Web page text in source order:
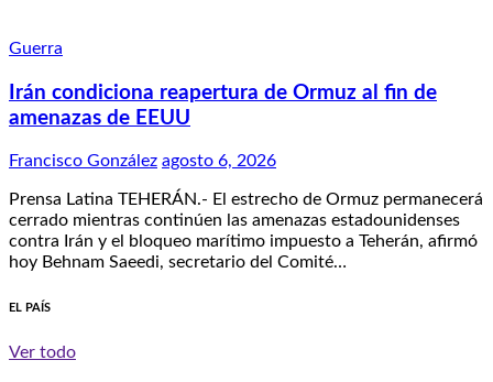
Guerra
Irán condiciona reapertura de Ormuz al fin de
amenazas de EEUU
Francisco González agosto 6, 2026
Prensa Latina TEHERÁN.- El estrecho de Ormuz permanecerá
cerrado mientras continúen las amenazas estadounidenses
contra Irán y el bloqueo marítimo impuesto a Teherán, afirmó
hoy Behnam Saeedi, secretario del Comité…
EL PAÍS
Ver todo